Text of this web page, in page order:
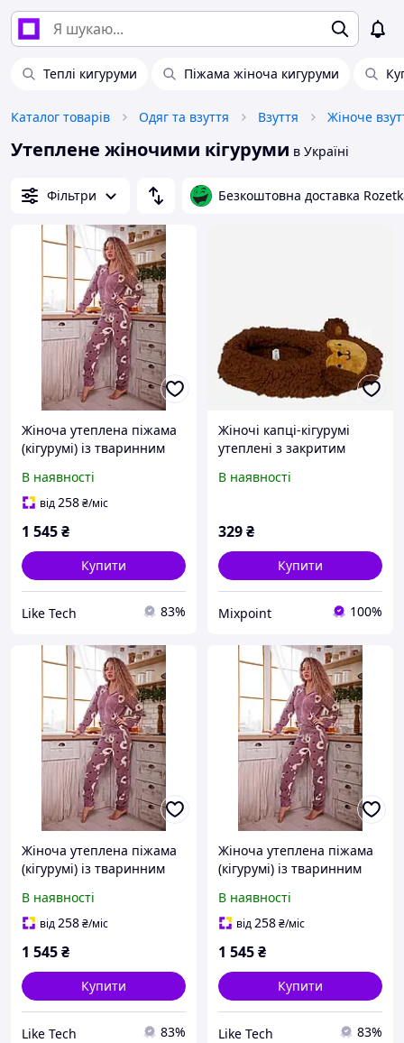
Теплі кигуруми Піжама жіноча кигуруми
Каталог товарів Одяг та взуття Взуття Жіноче
Утеплене жіночими кігуруми в Україні
Фільтри Безкоштовна доставка
Жіноча утеплена піжама
(кігурумі) із тваринним
комфортна піжама
рожевого кольору з
флісі
В наявності
від258₴/міс
1 545₴
Купити
Like Tech 83%
Жіночі капці-кігурумі
утеплені з закритим
4000*70 36 23 см
В наявності
329₴
Купити
Mixpoint 100%
Жіноча утеплена піжама
(кігурумі) із тваринним
комфортна піжама
рожевого кольору з
флісі
В наявності
від258₴/міс
1 545₴
Купити
Like Tech 83%
Жіноча утеплена піжама
(кігурумі) із тваринним
комфортна піжама
рожевого кольору з
флісі
В наявності
від258₴/міс
1 545₴
Купити
Like Tech 83%